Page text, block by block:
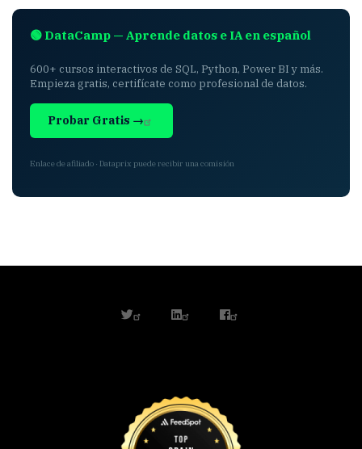
🟢 DataCamp — Aprende datos e IA en español
600+ cursos interactivos de SQL, Python, Power BI y más.
Empieza gratis, certifícate como profesional de datos.
Probar Gratis →
Enlace de afiliado · Dataprix puede recibir una comisión
twitterlinkedinfacebook